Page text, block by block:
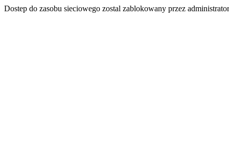
Dostep do zasobu sieciowego zostal zablokowany przez